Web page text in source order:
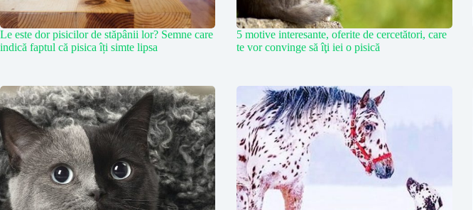
Le este dor pisicilor de stăpânii lor? Semne care
indică faptul că pisica îți simte lipsa
5 motive interesante, oferite de cercetători, care
te vor convinge să îţi iei o pisică